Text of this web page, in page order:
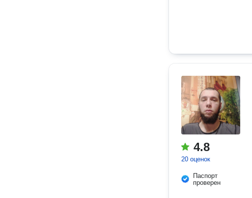
4.8
20 оценок
Паспорт
проверен